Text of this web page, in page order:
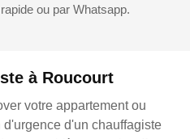
à Roucourt
votre appartement ou
d'un chauffagiste
ou par Whatsapp.